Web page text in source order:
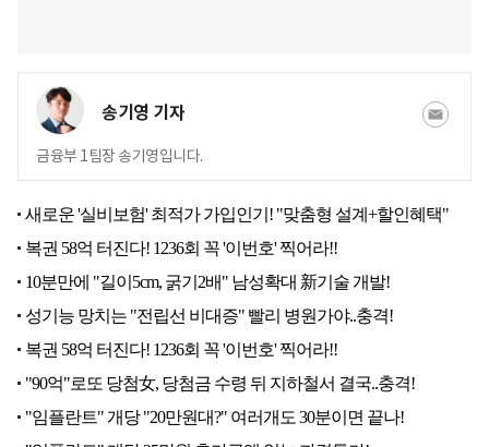
송기영 기자
금융부 1팀장 송기영입니다.